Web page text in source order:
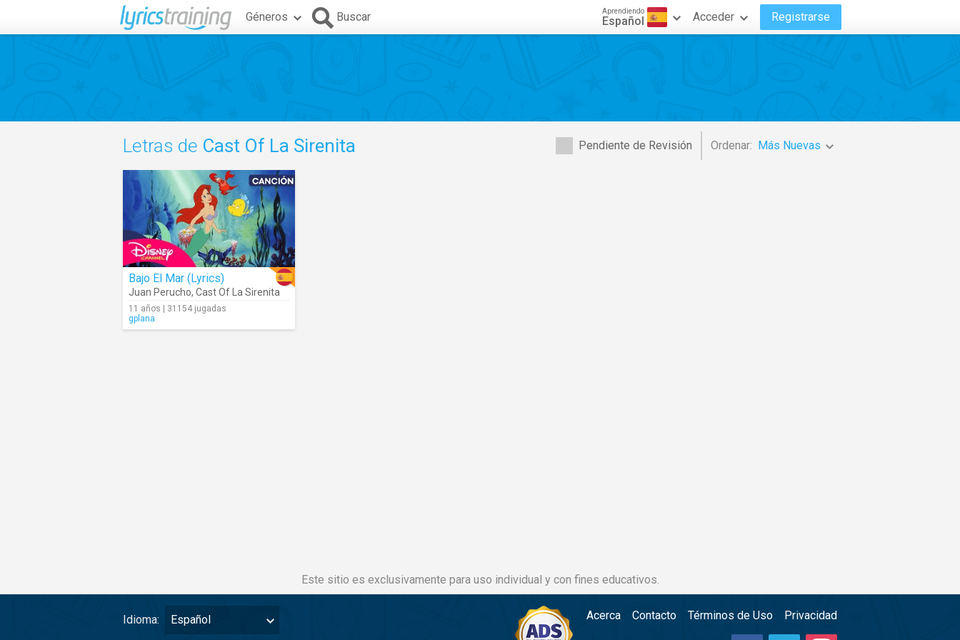
Géneros Buscar Aprendiendo
Español Acceder Registrarse
Pendiente de Revisión Ordenar: Más Nuevas
Letras de Cast Of La Sirenita
Bajo El Mar (Lyrics)
Juan Perucho, Cast Of La Sirenita
11 años | 31154 jugadas
gplana
Este sitio es exclusivamente para uso individual y con fines educativos.
Idioma: Español Acerca Contacto Términos de Uso Privacidad